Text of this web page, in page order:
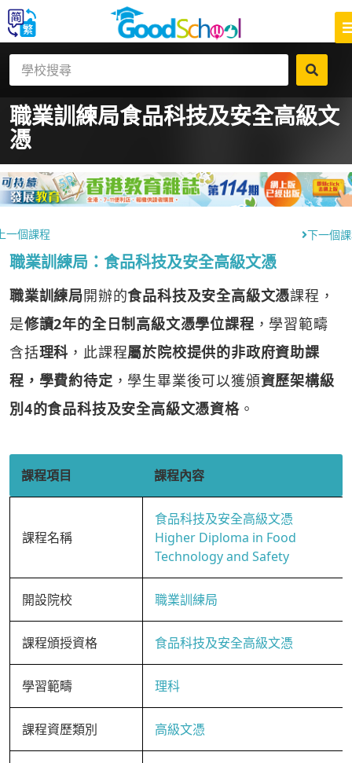
職業訓練局食品科技及安全高級文
憑
一個課程 下一個
職業訓練局：食品科技及安全高級文憑
職業訓練局開辦的食品科技及安全高級文憑課程，
是修讀2年的全日制高級文憑學位課程 ，學習範疇
含括理科 ，此課程屬於院校提供的非政府資助課
程，學費約待定 ，學生畢業後可以獲頒資歷架構級
別4的食品科技及安全高級文憑資格。
課程項目 課程內容
課程名稱
食品科技及安全高級文憑
Higher Diploma in Food
Technology and Safety
開設院校 職業訓練局
課程頒授資格 食品科技及安全高級文憑
學習範疇 理科
課程資歷類別 高級文憑